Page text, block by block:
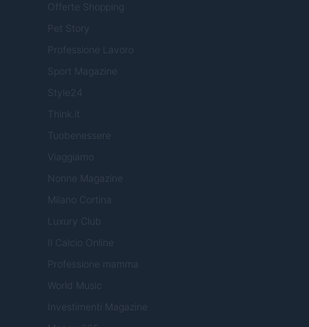
Offerte Shopping
Pet Story
Professione Lavoro
Sport Magazine
Style24
Think.it
Tuobenessere
Viaggiamo
Nonne Magazine
Milano Cortina
Luxury Club
Il Calcio Online
Professione mamma
World Music
Investimenti Magazine